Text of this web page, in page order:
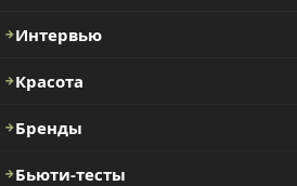
Интервью
Красота
Бренды
Бьюти-тесты